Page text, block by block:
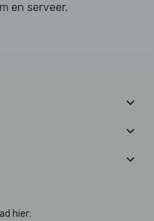
en serveer.
hier: